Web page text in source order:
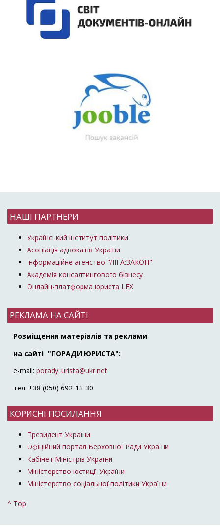
НАШІ ПАРТНЕРИ
Український інститут політики
Асоціація адвокатів України
Інформаційне агенство "ЛІГА:ЗАКОН"
Академія консалтингового бізнесу
Онлайн-платформа юриста LEX
РЕКЛАМА НА САЙТІ
Розміщення матеріалів та реклами
на сайті "ПОРАДИ ЮРИСТА":
e-mail: porady_urista@ukr.net
тел: +38 (050) 692-13-30
КОРИСНІ ПОСИЛАННЯ
Президент України
Офіційний портал Верховної Ради України
Кабінет Міністрів України
Міністерство юстиції України
Міністерство соціальної політики України
^ Top